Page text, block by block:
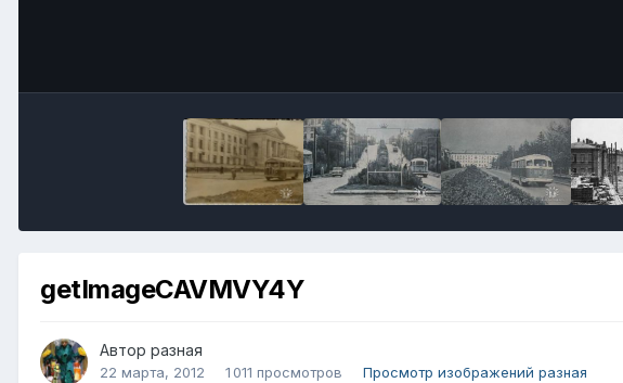
getImageCAVMVY4Y
Автор разная
22 марта, 2012 1 011 просмотров Просмотр изображений разная